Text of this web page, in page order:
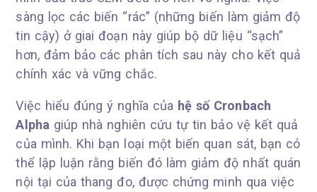
sàng lọc các biến “rác” (những biến làm giảm độ
tin cậy) ở giai đoạn này giúp bộ dữ liệu “sạch”
hơn, đảm bảo các phân tích sau này cho kết quả
chính xác và vững chắc.
Việc hiểu đúng ý nghĩa của hệ số Cronbach
Alpha giúp nhà nghiên cứu tự tin bảo vệ kết quả
của mình. Khi bạn loại một biến quan sát, bạn có
thể lập luận rằng biến đó làm giảm độ nhất quán
nội tại của thang đo, được chứng minh qua việc